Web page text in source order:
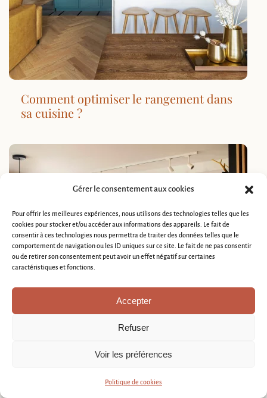
Gérer le consentement aux cookies
Pour offrir les meilleures expériences, nous utilisons des technologies telles que les
cookies pour stocker et/ou accéder aux informations des appareils. Le fait de
consentir à ces technologies nous permettra de traiter des données telles que le
comportement de navigation ou les ID uniques sur ce site. Le fait de ne pas consentir
ou de retirer son consentement peut avoir un effet négatif sur certaines
caractéristiques et fonctions.
Accepter
Refuser
Voir les préférences
Politique de cookies
Comment optimiser le rangement dans
sa cuisine ?